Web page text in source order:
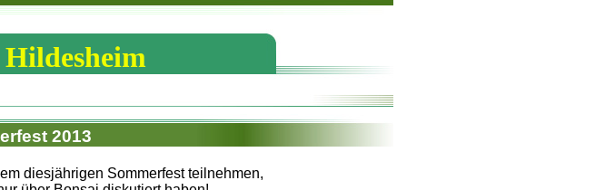
2013
diesjährigen Sommerfest teilnehmen,